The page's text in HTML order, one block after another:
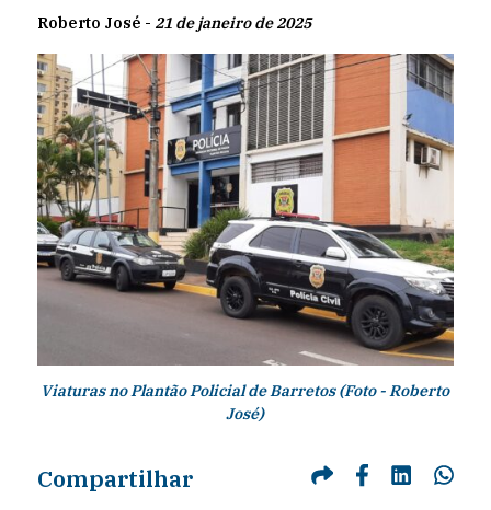
Roberto José - 21 de janeiro de 2025
Viaturas no Plantão Policial de Barretos (Foto - Roberto
José)
Compartilhar